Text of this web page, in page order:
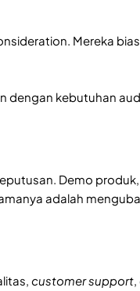
Mereka
dengan kebutuhan
Demo
adalah
customer support